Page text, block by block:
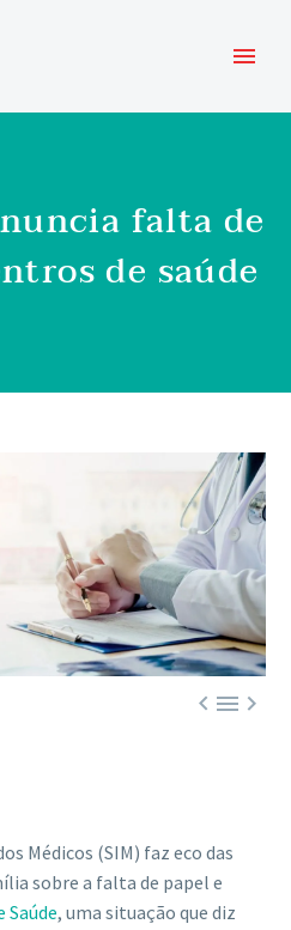
falta de
de saúde

Médicos (SIM) faz eco das
sobre a falta de papel e
Saúde, uma situação que diz